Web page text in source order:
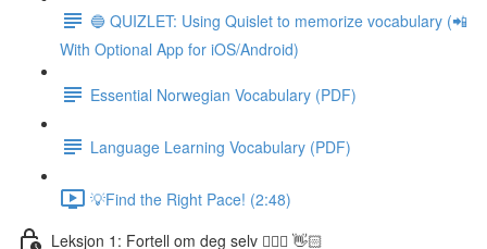
🔵 QUIZLET: Using Quislet to memorize vocabulary (📲
With Optional App for iOS/Android)
Essential Norwegian Vocabulary (PDF)
Language Learning Vocabulary (PDF)
💡Find the Right Pace! (2:48)
Leksjon 1: Fortell om deg selv 🙋🏽‍♀️ 👋🏻